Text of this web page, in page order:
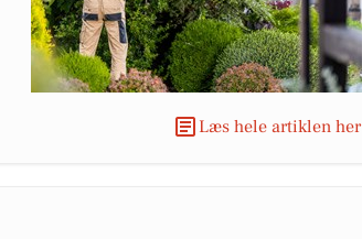
Læs hele artiklen her